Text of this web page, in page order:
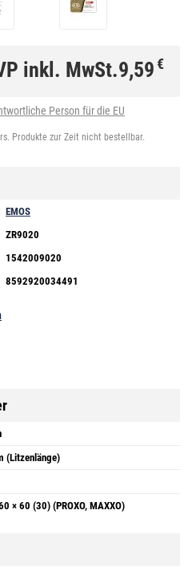
inkl. MwSt.9,59€
Person für die EU
Produkte zur Zeit nicht bestellbar.
EMOS
ZR9020
1542009020
8592920034491
(Litzenlänge)
× 60 (30) (PROXO, MAXXO)